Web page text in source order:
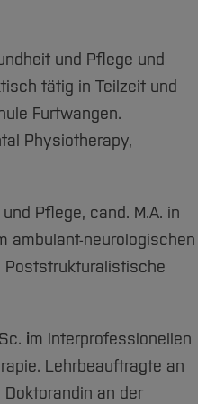
und Pflege und
tätig in Teilzeit und
Furtwangen.
Physiotherapy,
Pflege, cand. M.A. in
ambulant-neurologischen
Poststrukturalistische
im interprofessionellen
Lehrbeauftragte an
Doktorandin an der